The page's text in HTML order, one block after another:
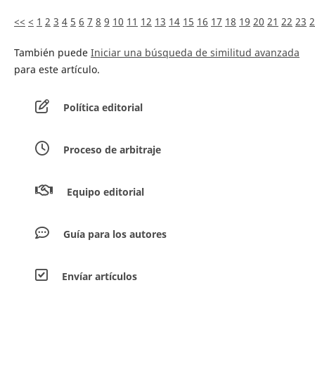
<< < 1 2 3 4 5 6 7 8 9 10 11 12 13 14 15 16 17 18 19 20 21 22 23
También puede Iniciar una búsqueda de similitud avanzada
para este artículo.
Política editorial
Proceso de arbitraje
Equipo editorial
Guía para los autores
Envíar artículos